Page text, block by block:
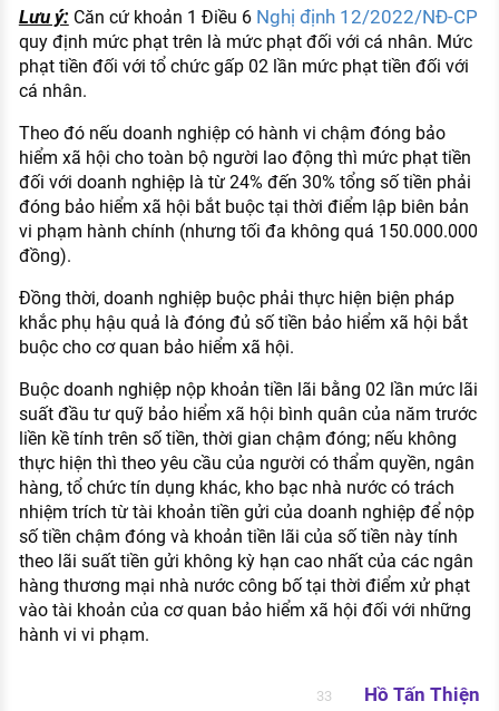
Lưu ý: Căn cứ khoản 1 Điều 6 Nghị định 12/2022/NĐ-CP
quy định mức phạt trên là mức phạt đối với cá nhân. Mức
phạt tiền đối với tổ chức gấp 02 lần mức phạt tiền đối với
cá nhân.
Theo đó nếu doanh nghiệp có hành vi chậm đóng bảo
hiểm xã hội cho toàn bộ người lao động thì mức phạt tiền
đối với doanh nghiệp là từ 24% đến 30% tổng số tiền phải
đóng bảo hiểm xã hội bắt buộc tại thời điểm lập biên bản
vi phạm hành chính (nhưng tối đa không quá 150.000.000
đồng).
Đồng thời, doanh nghiệp buộc phải thực hiện biện pháp
khắc phụ hậu quả là đóng đủ số tiền bảo hiểm xã hội bắt
buộc cho cơ quan bảo hiểm xã hội.
Buộc doanh nghiệp nộp khoản tiền lãi bằng 02 lần mức lãi
suất đầu tư quỹ bảo hiểm xã hội bình quân của năm trước
liền kề tính trên số tiền, thời gian chậm đóng; nếu không
thực hiện thì theo yêu cầu của người có thẩm quyền, ngân
hàng, tổ chức tín dụng khác, kho bạc nhà nước có trách
nhiệm trích từ tài khoản tiền gửi của doanh nghiệp để nộp
số tiền chậm đóng và khoản tiền lãi của số tiền này tính
theo lãi suất tiền gửi không kỳ hạn cao nhất của các ngân
hàng thương mại nhà nước công bố tại thời điểm xử phạt
vào tài khoản của cơ quan bảo hiểm xã hội đối với những
hành vi vi phạm.
33 Hồ Tấn Thiện